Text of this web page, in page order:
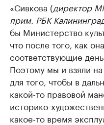
«Сивкова (директор
прим. РБК
бы Министерство
что после того, как
соответствующие
Поэтому мы и взяли
для того, чтобы в
какой-то правовой
историко-
какое-то время